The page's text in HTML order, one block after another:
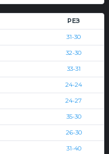
РЕЗ
31-30
32-30
33-31
24-24
24-27
35-30
26-30
31-40